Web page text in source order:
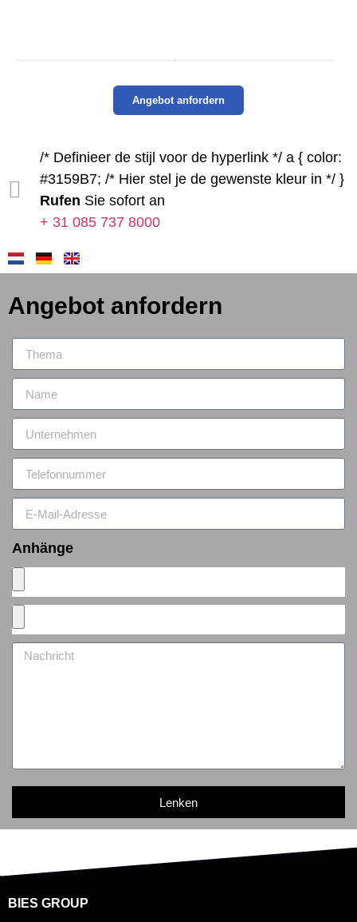
Angebot anfordern
/* Definieer de stijl voor de hyperlink */ a { color:
#3159B7; /* Hier stel je de gewenste kleur in */ }
Rufen Sie sofort an
+ 31 085 737 8000
Angebot anfordern
Anhänge
Lenken
BIES GROUP